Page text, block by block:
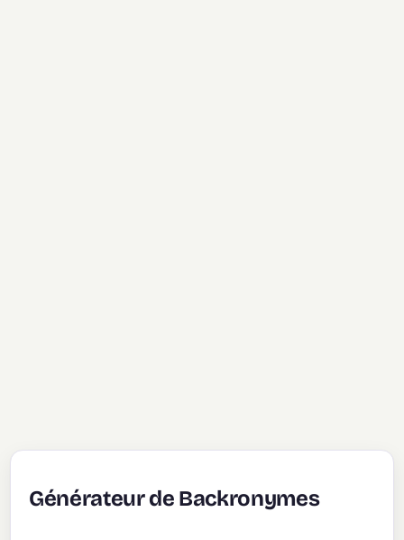
Générateur de Backronymes